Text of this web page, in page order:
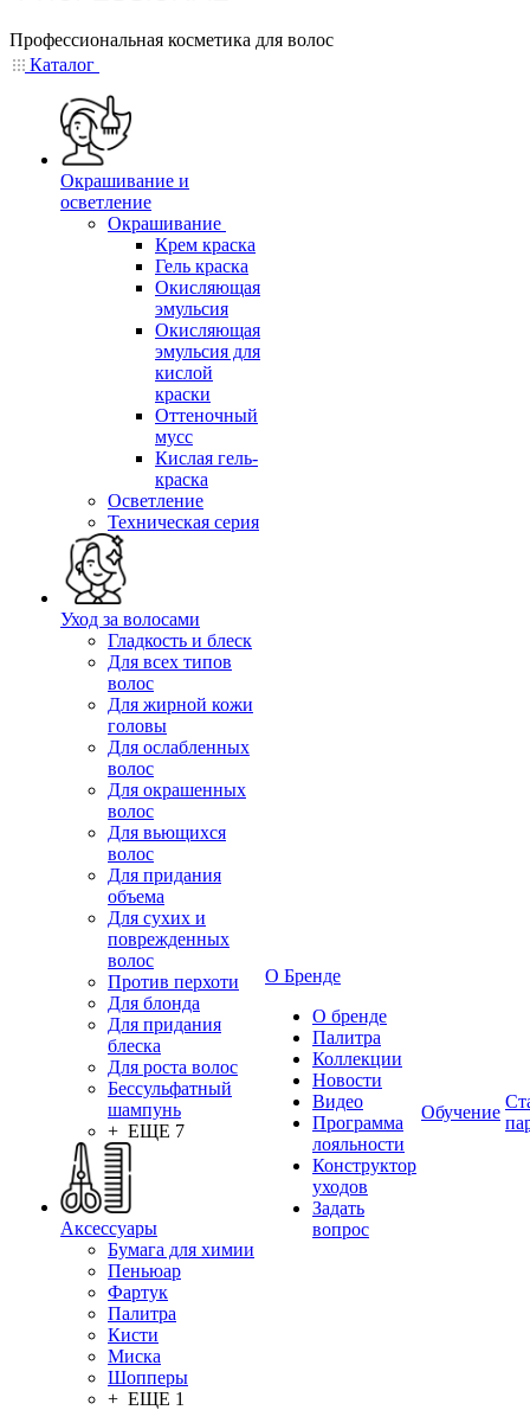
Профессиональная косметика для волос
Каталог
Окрашивание и
осветление
Окрашивание
Крем краска
Гель краска
Окисляющая
эмульсия
Окисляющая
эмульсия для
кислой
краски
Оттеночный
мусс
Кислая гель-
краска
Осветление
Техническая серия
Уход за волосами
Гладкость и блеск
Для всех типов
волос
Для жирной кожи
головы
Для ослабленных
волос
Для окрашенных
волос
Для вьющихся
волос
Для придания
объема
Для сухих и
поврежденных
волос
Против перхоти
Для блонда
Для придания
блеска
Для роста волос
Бессульфатный
шампунь
+ ЕЩЕ 7
Аксессуары
Бумага для химии
Пеньюар
Фартук
Палитра
Кисти
Миска
Шопперы
+ ЕЩЕ 1
О Бренде
О бренде
Палитра
Коллекции
Новости
Видео
Программа
лояльности
Конструктор
уходов
Задать
вопрос
Обучение